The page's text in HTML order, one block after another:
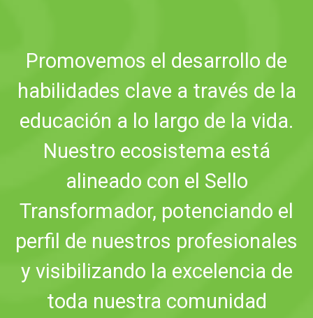
Promovemos el desarrollo de
habilidades clave a través de la
educación a lo largo de la vida.
Nuestro ecosistema está
alineado con el Sello
Transformador, potenciando el
perfil de nuestros profesionales
y visibilizando la excelencia de
toda nuestra comunidad